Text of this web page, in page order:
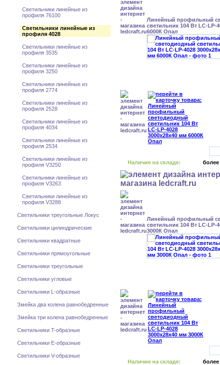
Светильники линейные из
профиля 76100
Светильники линейные из
профиля 4028
Светильники линейные из
профиля 3535
Светильники линейные из
профиля 3250
Светильники линейные из
профиля 2774
Светильники линейные из
профиля 2528
Светильники линейные из
профиля 4034
Светильники линейные из
профиля 2534
Светильники линейные из
профиля V3250
Светильники линейные из
профиля V3263
Светильники линейные из
профиля V3288
Светильники треугольные Локус
Светильники цилиндрические
Светильники квадратные
Светильники прямоугольные
Светильники треугольные
Светильники угловые
Светильники L-образные
Змейка два колена равнобедренные
Змейка три колена равнобедренные
Светильники T-образные
Светильники E-образные
Светильники V-образные
Линейный профильный
светильник 104 Вт LC-LP-
6000К Опал
Наличие на складе: более
Линейный профильный
светильник 104 Вт LC-LP-
3000К Опал
Наличие на складе: более